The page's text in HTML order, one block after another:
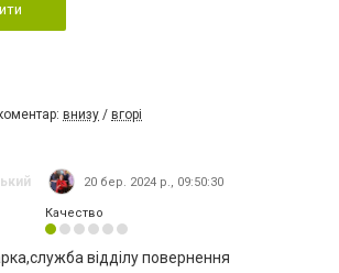
внизу / вгорі
20 бер. 2024 р., 09:50:30
Качество
відділу повернення